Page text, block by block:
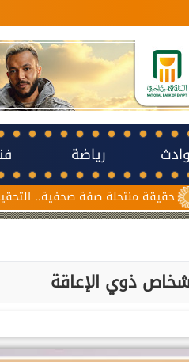
رياضة
صفة صحفية.. التحقيقات تكشف
ذوي الإعاقة